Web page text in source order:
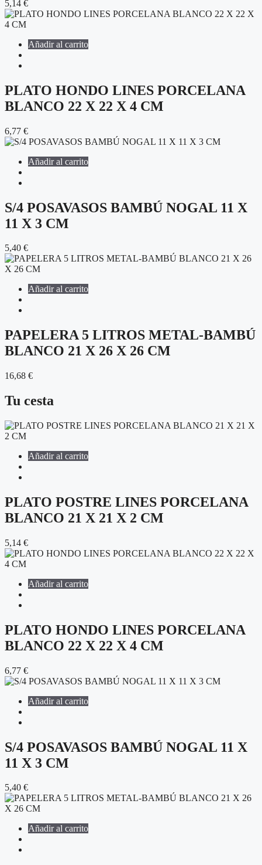
5,14 €
Añadir al carrito
PLATO HONDO LINES PORCELANA
BLANCO 22 X 22 X 4 CM
6,77 €
Añadir al carrito
S/4 POSAVASOS BAMBÚ NOGAL 11 X
11 X 3 CM
5,40 €
Añadir al carrito
PAPELERA 5 LITROS METAL-BAMBÚ
BLANCO 21 X 26 X 26 CM
16,68 €
Tu cesta
Añadir al carrito
PLATO POSTRE LINES PORCELANA
BLANCO 21 X 21 X 2 CM
5,14 €
Añadir al carrito
PLATO HONDO LINES PORCELANA
BLANCO 22 X 22 X 4 CM
6,77 €
Añadir al carrito
S/4 POSAVASOS BAMBÚ NOGAL 11 X
11 X 3 CM
5,40 €
Añadir al carrito